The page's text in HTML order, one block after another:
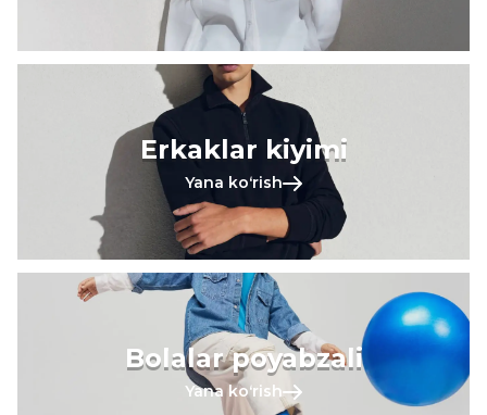
Erkaklar kiyimi
Yana koʻrish
Bolalar poyabzali
Yana koʻrish